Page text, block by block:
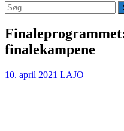
Søg
efter:
finalekampene
10. april 2021 LAJO